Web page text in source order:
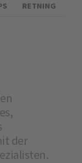
RETNING
der